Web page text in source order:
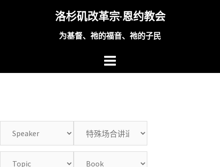
洛杉矶改革宗·恩约教会
为基督、祂的福音、祂的子民